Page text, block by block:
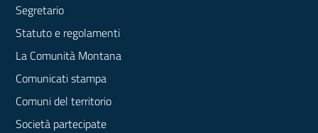
Segretario
Statuto e regolamenti
La Comunità Montana
Comunicati stampa
Comuni del territorio
Società partecipate